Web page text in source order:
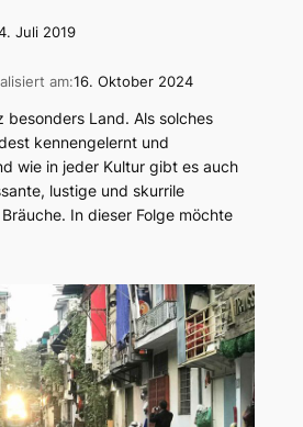
Juli 2019
am:16. Oktober 2024
besonders Land. Als solches
kennengelernt und
wie in jeder Kultur gibt es auch
lustige und skurrile
In dieser Folge möchte